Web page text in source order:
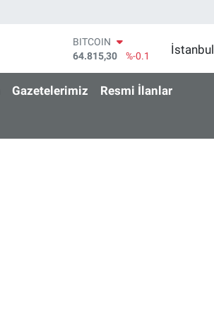
BITCOIN
64.815,30
%-0.1
47,7436
%0.18
EURO
64,4811
%0.38
İstanbul
Gazetelerimiz Resmi İlanlar